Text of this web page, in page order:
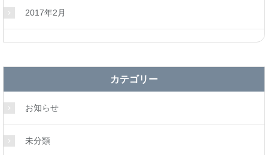
2017年2月
カテゴリー
お知らせ
未分類